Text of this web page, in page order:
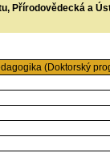
Přírodovědecká a
(Doktorský